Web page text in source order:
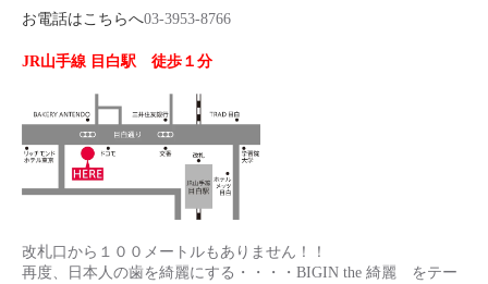
お電話はこちらへ03-3953-8766
JR山手線 目白駅 徒歩１分
改札口から１００メートルもありません！！
再度、日本人の歯を綺麗にする・・・・BIGIN the 綺麗 をテー